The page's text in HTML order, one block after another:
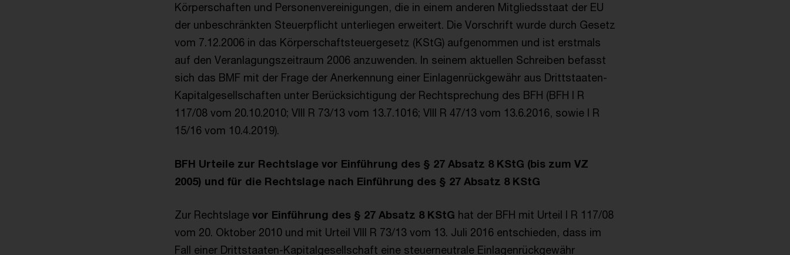
Körperschaften und Personenvereinigungen, die in einem anderen Mitgliedsstaat der EU
der unbeschränkten Steuerpflicht unterliegen erweitert. Die Vorschrift wurde durch Gesetz
vom 7.12.2006 in das Körperschaftsteuergesetz (KStG) aufgenommen und ist erstmals
auf den Veranlagungszeitraum 2006 anzuwenden. In seinem aktuellen Schreiben befasst
sich das BMF mit der Frage der Anerkennung einer Einlagenrückgewähr aus Drittstaaten-
Kapitalgesellschaften unter Berücksichtigung der Rechtsprechung des BFH (BFH I R
117/08 vom 20.10.2010; VIII R 73/13 vom 13.7.1016; VIII R 47/13 vom 13.6.2016, sowie I R
15/16 vom 10.4.2019).
BFH Urteile zur Rechtslage vor Einführung des § 27 Absatz 8 KStG (bis zum VZ
2005) und für die Rechtslage nach Einführung des § 27 Absatz 8 KStG
Zur Rechtslage vor Einführung des § 27 Absatz 8 KStG hat der BFH mit Urteil I R 117/08
vom 20. Oktober 2010 und mit Urteil VIII R 73/13 vom 13. Juli 2016 entschieden, dass im
Fall einer Drittstaaten-Kapitalgesellschaft eine steuerneutrale Einlagenrückgewähr